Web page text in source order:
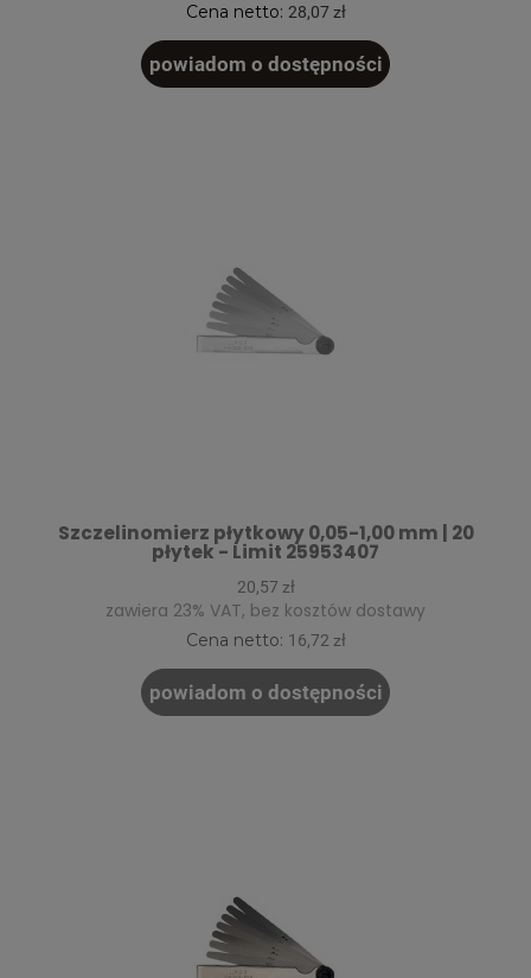
Cena netto: 28,07 zł
powiadom o dostępności
Szczelinomierz płytkowy 0,05-1,00 mm | 20
płytek - Limit 25953407
20,57 zł
zawiera 23% VAT, bez kosztów dostawy
Cena netto: 16,72 zł
powiadom o dostępności